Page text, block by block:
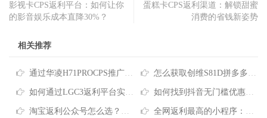
影视卡CPS返利平台：如何让你
的影音娱乐成本直降30%？
蛋糕卡CPS返利渠道：解锁甜蜜
消费的省钱新姿势
相关推荐
通过华凌H71PROCPS推广平台查询省钱信息，电商购物这样买更划算 怎么获取创维S81D拼多多返利？一文看懂网购省钱技巧
如何通过LGC3返利平台实现网购省钱最大化 如何找到抖音无门槛优惠券？实用省钱技巧分享
淘宝返利公众号怎么选？这几招帮你轻松省下购物钱 全网返利最高的小程序：开启购物省钱新范式